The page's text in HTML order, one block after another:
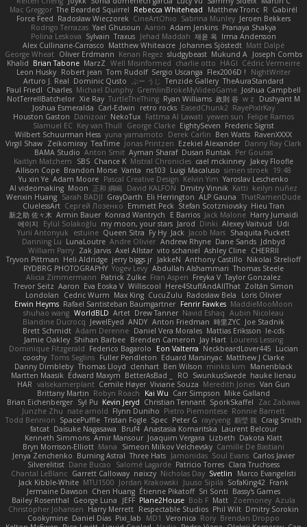
Mac Greggor The Bearded Squirrel Rebecca Whitehead Matthew Tronc R Gabirél
Force Feed Radosław Wieczorek CineArtOhio Sabrina Munley Jeroen Bekkers
Rodrigo Terrazas Yael Ghusoun Aaron Adam Jenkins Pranaya Shakya
Polina Leskova Sylvain Traxus Jehad Maddah 재윤 옥 Irma Andersson
Alex Cullinane-Carrasco Matthew Whiteacre Johannes Sjöstedt Matt Dalpé
George Wheat Oliver Erdmann Kenan Regez sludgybeast Mukund A
Joseph Combs
Khalid Brian Tabone MarzZ Well Misinformed charlie otto HAGI Cédric Vermeirre
Leon Husky Robert jean Tom Rudolf Sergio Uscanga Flex2006D !
NightWriter
Arturo J. Real Dominic Qusto ぶー うじ Tenzide Gallery TheAuraStandard
Paul Friedl Charles Michael Dunphy GremlinBrokeMyVideoGame Joshua Campbell
NotTerrellBatchelor Xie Ray TurtleTheThing Ryan Williams 政則 谷 w z
Dushyant M
Joshua Esmeralda Carl-Edwin retro rocks EasedChunk2 RayePixlrKay
Houston Gaston Danizoar NekoTux Fattma Al Lawati yewen sun Felipe Ramos
Slamuel EC Key van Thull George Clarke EightySeven Frederic Sigrist
Wilbert Schuurman Hess yuna yamamoto Derek Carlin Ben Watts RavenXXXX
Virgil Shaw Zeikomiray TeaTime Jonas Printzen Ezekiel Alexander Danny Ray Clark
BAMA Studio Anton Smit Ayman Sharaf Dusan Runtak Per Gouras
Kaitlyn Matchem
SBS Chance K Mistral Chronicles cael mckinney Jakey Floofle
Allison Cope Brandon Morse Vanta ns103 Luigi Macaluso simen stroek 19:48
Yu xin Ye Adam Moore Pascal Creative Design Kelvin Yim Yaroslav Leschenko
AI videomaking Moon 正和 綱嶋 David KALFON Dmitry Vinnik Katti keilyn nuñez
Wenxin Huang Sarah BADJI GrayDarth Eli Herrington ALP Gauna ThatRamenDude
CluelessArt Cергей Лозенко Emmett Peck Stefan Scotzniovsky Hieu Tran
新之助 佐々木 Armin Bauer Konrad Wantrych E Barrios Jack Malone Harry Jumaidi
에이지
Eylül Solakoğlu my moon, your stars Jarod Dinki Alexey Vaitvud
Udi
Yurii Antonyuk
estuine Queen Sitra Fy Hy Jack Jacob Mars Shaquita Puckett
Danning Lu LunaLoutre Andre Olivier Andrew Rhyne Dane Sands Jdnbyd
William Parry Zak Jarvis Axel Allstar vito schaniel Ashley Cline CHERRII
Tryvon Pittman Heli Aldridge jerry biggs jr JakkeN Anthony Castillo Nikolai Strelioff
RYDBRG PHOTOGRAPHY Yogev Levy Abdullah Alshammari Thomas Steele
Alicia Zimmermann Patrick Zulke Fran Aspen Freyka V Taylor Gonzalez
Trevor Seitz Aaron Eva Eoska V Williscool Here4StuffAndAllThat Zoltán Simon
Londolan
Cedric Wurm Max King CucuZulu Radosław Bela
Loris Olivier
Erwin Heyms Rafael Santisteban Baumgartner Fenrir Fawkes MaddieMooMoon
shuhao wang WorldBLD Artet Drew Tanner Navid Eshaq Aubin Nicoleau
Blandine Ducrocq JewelEyed ANDY Anton Friedman 時里ZYC Joe Stadnik
Brett Schmidt Adam Derenne Daniel Vera Morales Mattias Eriksson le-cds
Jamie Oakley Shihan Barbee Brenden Cameron Jay Hart Lourens Lessing
Dominique Fitzgerald Federico Bagarolo Eon Valterra NeckbeardLover445 Lucian
cooshy Toms Seglins Fuller Pendleton Eduard Marsinyac Matthew J Clarke
Danny Dimbleby Thomas Lloyd clenhart Ben Wilson minkis kim
Manenblack
Martten Maasik Edward Maxym BetterAsBad _ RO SwunkusSwede hauke lienau
HAR valsekamerplant Cemile Høyer Viviane Souza Meredith Jones Van Gun
Brittany Martin Robyn Roach Kai Wu Carr Simpson Mike Galland
Brian Eichenberger Syl Pu Kevin Jeryd Christian Tennant SporkSkaffel
Zac Zabawa
Junzhe Zhu nate arnold Flynn Duniho Pietro Piemontese Ronnie Barnett
Todd Bennion SpacePuffle Tristan Fogle Spec Peter G rayryeng 鸝瑩 魏 Craig Smith
fatcat Daisuke Nagasawa Bruf4 Anastasia Komaritska Laurent Belcour
Kenneth Simmons Amir Mansour Joaquim Vergara Lizbeth Dakota Klatt
Bryn Morrison-Elliott Mana Simeon Milkov Velchevsky Camille De Bastiani
Jenya Zenchenko Burning Astral Three Hats Jamonidas Soul Evans Carlos Javier
Silverelitist Dane Bucao Salomé Lagarde Patricio Torres Clara Truchsess
Chantal LeBlanc Garrett Calloway nøixzy Nicholas Day Svetlin
Marco Evangelisti
Jack Kibble-White MTU1500 Jordan Krakowski Juuso Sipilä SofaKing42 Frank
Jermaine Dawson Chen Huang Étienne Pikatoff Sri Sonti Bassy's Games
Bailey Rosenthal George Luna JEFF Plane2House Bob F Matt Zoemoney Azula
Christopher Johansen Harry Merrett Respectable Studios Phil Wilt Dmitry Sorokin
Cookymine Daniel Dias Pixi_lab MD1 Veronica Rory Brendan Droppo